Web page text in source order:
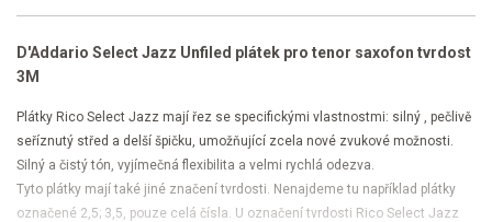
D'Addario Select Jazz Unfiled plátek pro tenor saxofon tvrdost
3M
Plátky Rico Select Jazz mají řez se specifickými vlastnostmi: silný , pečlivě
seříznutý střed a delší špičku, umožňující zcela nové zvukové možnosti.
Silný a čistý tón, vyjímečná flexibilita a velmi rychlá odezva.
Tyto plátky mají také jiné značení tvrdosti. Nenajdeme tu například plátky
označené 2,5; 3,5, pouze celá čísla. U označení tvrdosti Rico Select Jazz